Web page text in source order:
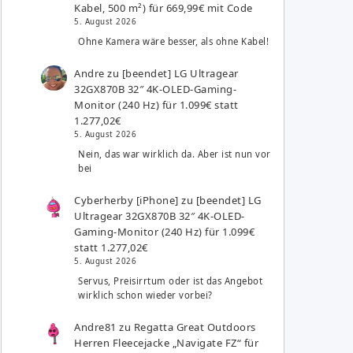
Kabel, 500 m²) für 669,99€ mit Code
5. August 2026
Ohne Kamera wäre besser, als ohne Kabel!
Andre zu [beendet] LG Ultragear
32GX870B 32″ 4K-OLED-Gaming-
Monitor (240 Hz) für 1.099€ statt
1.277,02€
5. August 2026
Nein, das war wirklich da. Aber ist nun vor
bei
Cyberherby [iPhone] zu [beendet] LG
Ultragear 32GX870B 32″ 4K-OLED-
Gaming-Monitor (240 Hz) für 1.099€
statt 1.277,02€
5. August 2026
Servus, Preisirrtum oder ist das Angebot
wirklich schon wieder vorbei?
Andre81 zu Regatta Great Outdoors
Herren Fleecejacke „Navigate FZ“ für